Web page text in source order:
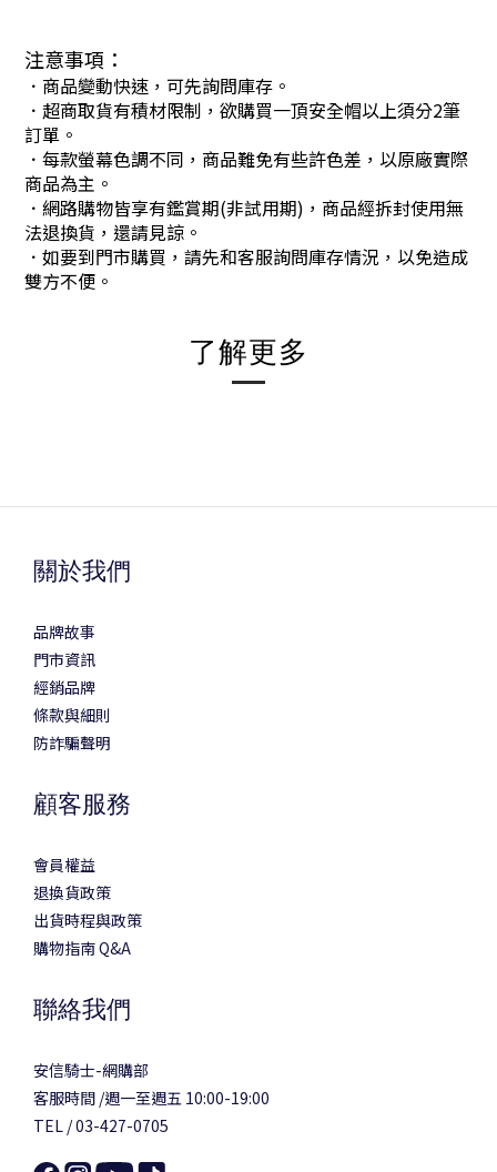
注意事項：
．商品變動快速，可先詢問庫存。
．超商取貨有積材限制，欲購買一頂安全帽以上須分2筆
訂單。
．每款螢幕色調不同，商品難免有些許色差，以原廠實際
商品為主。
．網路購物皆享有鑑賞期(非試用期)，商品經拆封使用無
法退換貨，還請見諒。
．如要到門市購買，請先和客服詢問庫存情況，以免造成
雙方不便。
了解更多
關於我們
品牌故事
門市資訊
經銷品牌
條款與細則
防詐騙聲明
顧客服務
會員權益
退換貨政策
出貨時程與政策
購物指南 Q&A
聯絡我們
安信騎士-網購部
客服時間 /週一至週五 10:00-19:00
TEL / 03-427-0705